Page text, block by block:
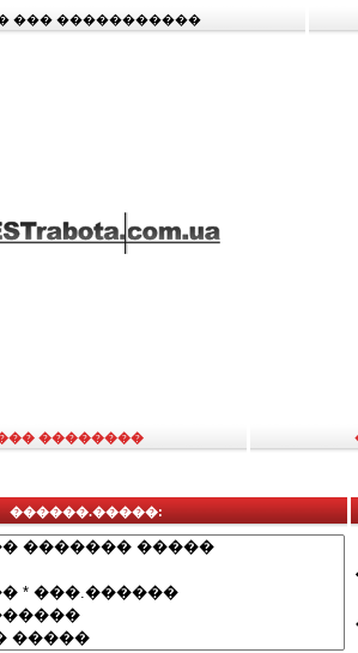
��� �����������
��������
������.�����: